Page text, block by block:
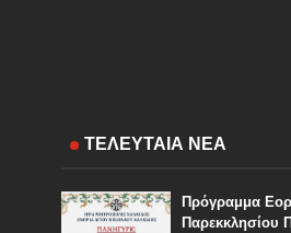
ΤΕΛΕΥΤΑΙΑ ΝΕΑ
Πρόγραμμα
Παρεκκλησίου